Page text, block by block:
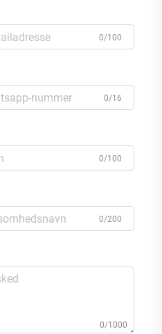
0/100
0/16
0/100
0/200
0/1000